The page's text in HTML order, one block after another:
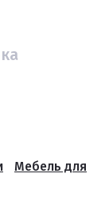
Мебель для